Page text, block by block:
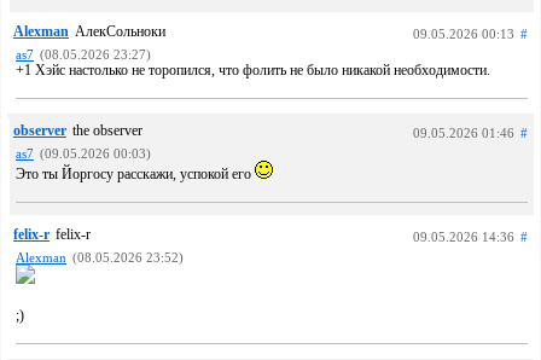
Alexman АлекСольноки 09.05.2026 00:13 #
as7 (08.05.2026 23:27)
+1 Хэйс настолько не торопился, что фолить не было никакой необходимости.
observer the observer 09.05.2026 01:46 #
as7 (09.05.2026 00:03)
Это ты Йоргосу расскажи, успокой его
felix-r felix-r 09.05.2026 14:36 #
Alexman (08.05.2026 23:52)
;)